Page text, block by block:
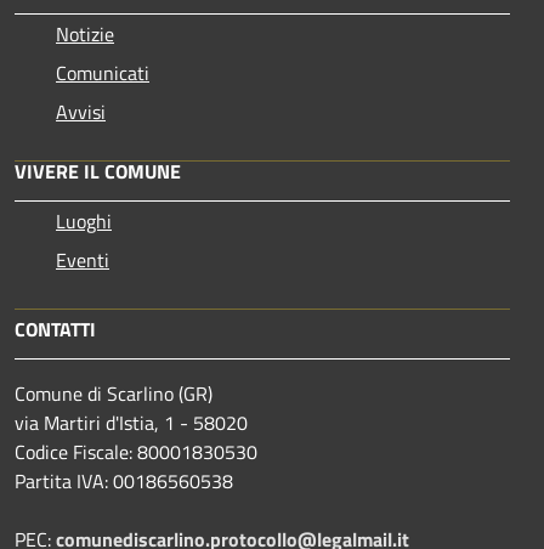
Notizie
Comunicati
Avvisi
VIVERE IL COMUNE
Luoghi
Eventi
CONTATTI
Comune di Scarlino (GR)
via Martiri d'Istia, 1 - 58020
Codice Fiscale: 80001830530
Partita IVA: 00186560538
PEC:comunediscarlino.protocollo@legalmail.it